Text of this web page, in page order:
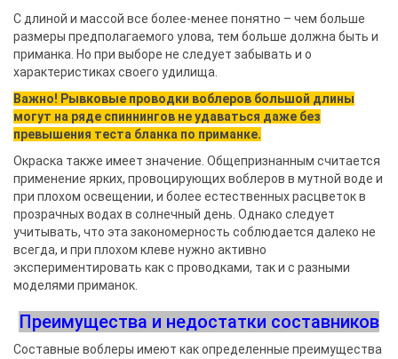
С длиной и массой все более-менее понятно – чем больше
размеры предполагаемого улова, тем больше должна быть и
приманка. Но при выборе не следует забывать и о
характеристиках своего удилища.
Важно! Рывковые проводки воблеров большой длины
могут на ряде спиннингов не удаваться даже без
превышения теста бланка по приманке.
Окраска также имеет значение. Общепризнанным считается
применение ярких, провоцирующих воблеров в мутной воде и
при плохом освещении, и более естественных расцветок в
прозрачных водах в солнечный день. Однако следует
учитывать, что эта закономерность соблюдается далеко не
всегда, и при плохом клеве нужно активно
экспериментировать как с проводками, так и с разными
моделями приманок.
Преимущества и недостатки составников
Составные воблеры имеют как определенные преимущества